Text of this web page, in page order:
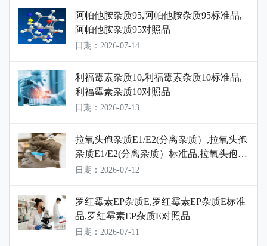
阿帕他胺杂质95,阿帕他胺杂质95标准品,
阿帕他胺杂质95对照品
日期：2026-07-14
利福霉素杂质10,利福霉素杂质10标准品,
利福霉素杂质10对照品
日期：2026-07-13
拉氧头孢杂质E1/E2(分离杂质）,拉氧头孢
杂质E1/E2(分离杂质）标准品,拉氧头孢杂
质E1/E2(分离杂质）对照品
日期：2026-07-12
罗红霉素EP杂质E,罗红霉素EP杂质E标准
品,罗红霉素EP杂质E对照品
日期：2026-07-11